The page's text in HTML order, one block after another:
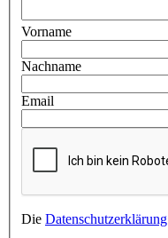
Vorname
Nachname
Email
Die Datenschutzerklärung